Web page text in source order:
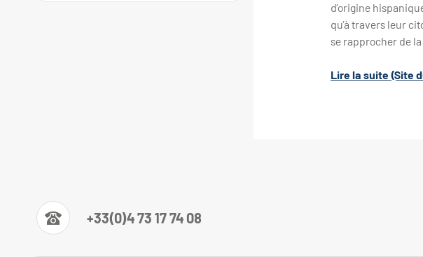
d’origine
qu’à travers leur
se rapprocher de
Lire la suite (Site
+33(0)4 73 17 74 08